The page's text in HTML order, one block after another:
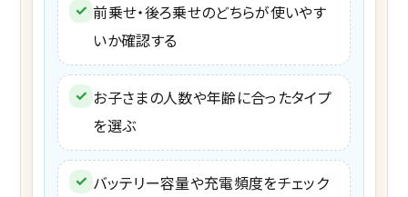
✓ 前乗せ・後ろ乗せのどちらが使いやす
いか確認する
✓ お子さまの人数や年齢に合ったタイプ
を選ぶ
✓ バッテリー容量や充電頻度をチェック